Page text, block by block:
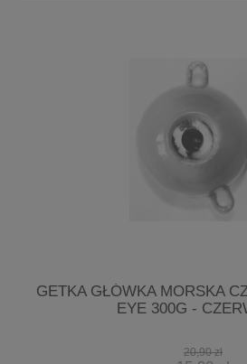
GETKA GŁÓWKA MORSKA
EYE 300G -
20,90 zł